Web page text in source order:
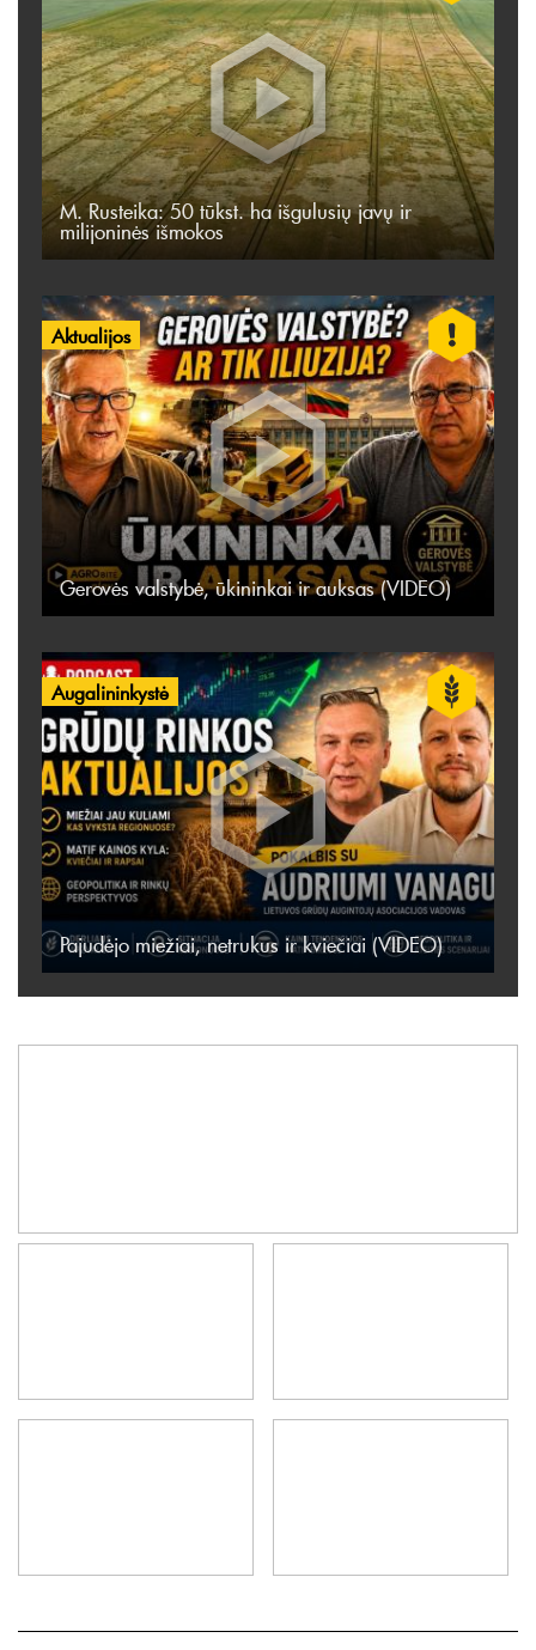
M. Rusteika: 50 tūkst. ha išgulusių javų ir
milijoninės išmokos
Aktualijos
Gerovės valstybė, ūkininkai ir auksas (VIDEO)
Augalininkystė
Pajudėjo miežiai, netrukus ir kviečiai (VIDEO)